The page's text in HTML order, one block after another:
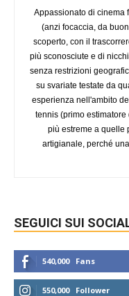
Appassionato di cinema
(anzi focaccia, da
scoperto, con il
più sconosciute e di
senza restrizioni
su svariate testate da
esperienza nell'ambito
tennis (primo
più estreme a quelle
artigianale, perché
SEGUICI SUI
540,000 Fans
550,000 Follower